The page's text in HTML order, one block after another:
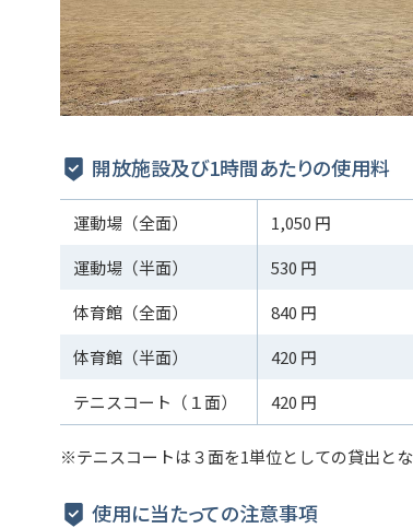
開放施設及び1時間あたりの使用料
運動場（全面）
1,050 円
運動場（半面）
530 円
体育館（全面）
840 円
体育館（半面）
420 円
テニスコート（１面）
420 円
※テニスコートは３面を1単位としての貸出と
使用に当たっての注意事項